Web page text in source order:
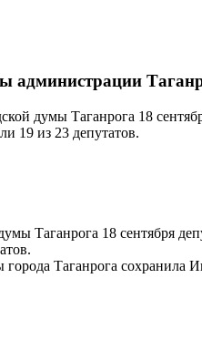
администрации
думы Таганрога 18
19 из 23 депутатов.
Таганрога 18 сентября
Таганрога